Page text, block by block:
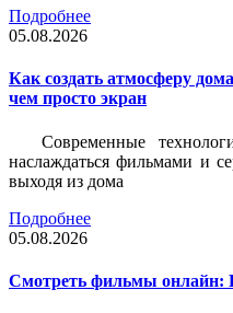
Подробнее
05.08.2026
Как создать атмосферу
чем просто экран
Современные
наслаждаться фильмами и
выходя из дома
Подробнее
05.08.2026
Смотреть фильмы онлайн: